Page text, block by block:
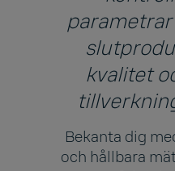
kvalitet
Bekanta dig
och hållbara